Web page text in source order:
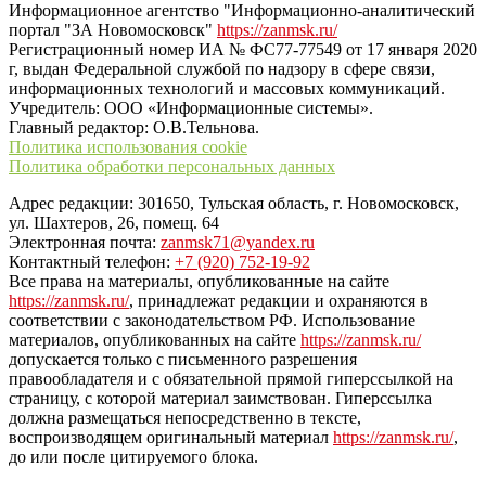
Информационное агентство "Информационно-аналитический
портал "ЗА Новомосковск" https://zanmsk.ru/
Регистрационный номер ИА № ФС77-77549 от 17 января 2020
г, выдан Федеральной службой по надзору в сфере связи,
информационных технологий и массовых коммуникаций.
Учредитель: ООО «Информационные системы».
Главный редактор: О.В.Тельнова.
Политика использования cookie
Политика обработки персональных данных
Адрес редакции: 301650, Тульская область, г. Новомосковск,
ул. Шахтеров, 26, помещ. 64
Электронная почта: zanmsk71@yandex.ru
Контактный телефон: +7 (920) 752-19-92
Все права на материалы, опубликованные на сайте
https://zanmsk.ru/, принадлежат редакции и охраняются в
соответствии с законодательством РФ. Использование
материалов, опубликованных на сайте https://zanmsk.ru/
допускается только с письменного разрешения
правообладателя и с обязательной прямой гиперссылкой на
страницу, с которой материал заимствован. Гиперссылка
должна размещаться непосредственно в тексте,
воспроизводящем оригинальный материал https://zanmsk.ru/,
до или после цитируемого блока.